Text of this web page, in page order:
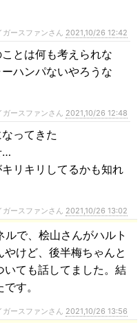
ースファンさん 2021,10/26 12:42
とは何も考えられな
ハンパないやろうな
ースファンさん 2021,10/26 12:48
ってきた
…
リキリしてるかも知れ
ースファンさん 2021,10/26 13:02
で、桧山さんがハルト
けど、後半梅ちゃんと
ても話してました。結
す。
ースファンさん 2021,10/26 13:56